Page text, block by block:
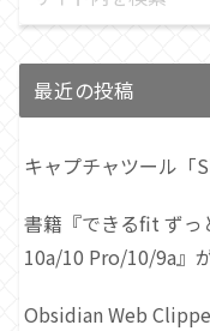
最近の投稿
キャプチャツール「
書籍『できるfit ず
10a/10 Pro/10/9a』
Obsidian Web